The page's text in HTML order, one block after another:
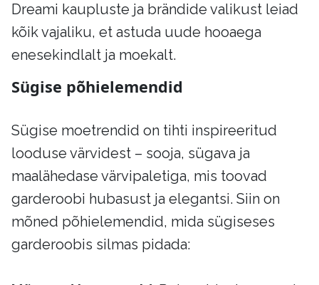
Dreami kaupluste ja brändide valikust leiad
kõik vajaliku, et astuda uude hooaega
enesekindlalt ja moekalt.
Sügise põhielemendid
Sügise moetrendid on tihti inspireeritud
looduse värvidest – sooja, sügava ja
maalähedase värvipaletiga, mis toovad
garderoobi hubasust ja elegantsi. Siin on
mõned põhielemendid, mida sügiseses
garderoobis silmas pidada: